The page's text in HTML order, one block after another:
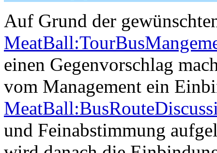
Auf Grund der
einen Gegenvorschlag
vom Management ein
und Feinabstimmung